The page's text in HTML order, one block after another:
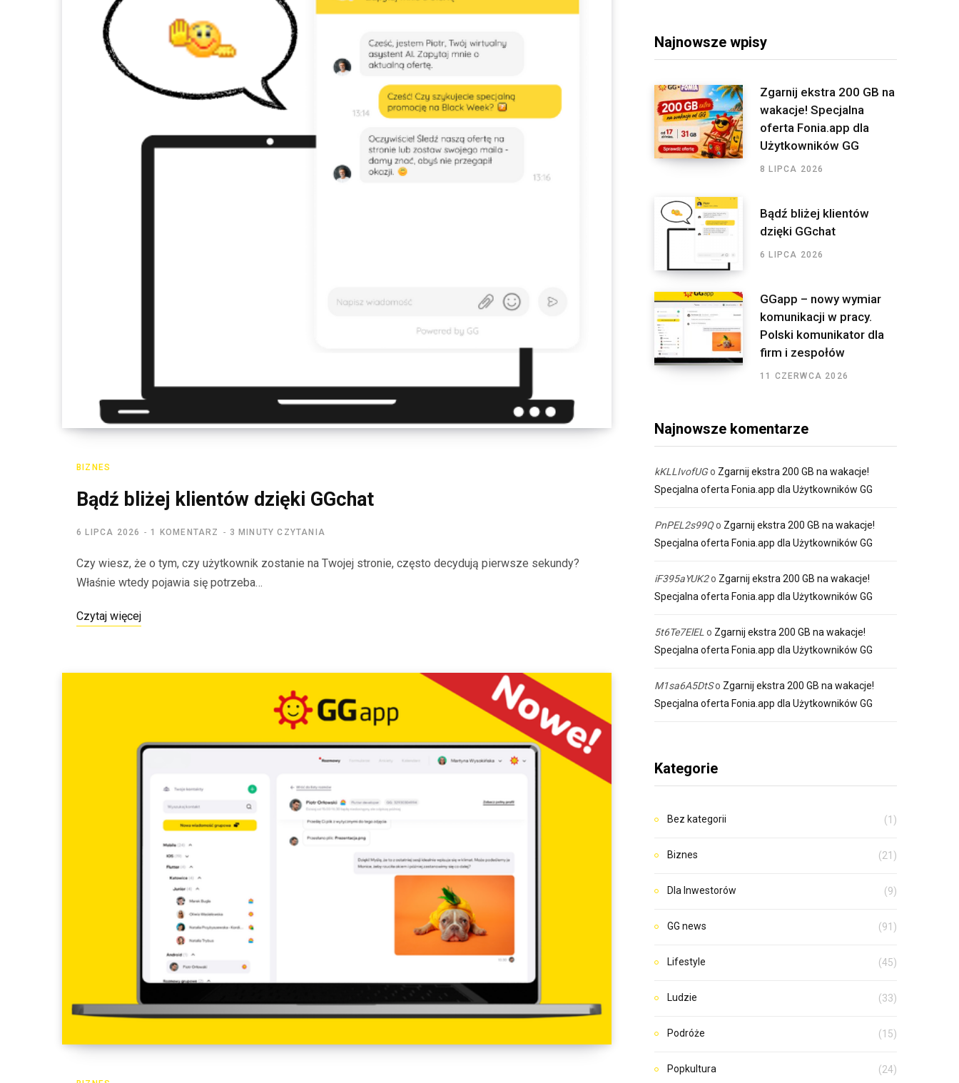
BIZNES
Bądź bliżej klientów dzięki GGchat
6 LIPCA 2026 1 KOMENTARZ 3 MINUTY CZYTANIA
Czy wiesz, że o tym, czy użytkownik zostanie na Twojej stronie, często decydują pierwsze sekundy?
Właśnie wtedy pojawia się potrzeba…
Czytaj więcej
o
o
k
e
r r
m
I
c
f
o
Najnowsze wpisy
Zgarnij ekstra 200 GB na
wakacje! Specjalna
oferta Fonia.app dla
Użytkowników GG
8 LIPCA 2026
Bądź bliżej klientów
dzięki GGchat
6 LIPCA 2026
GGapp – nowy wymiar
komunikacji w pracy.
Polski komunikator dla
firm i zespołów
11 CZERWCA 2026
Najnowsze komentarze
kKLLIvofUGo Zgarnij ekstra 200 GB na wakacje!
Specjalna oferta Fonia.app dla Użytkowników GG
PnPEL2s99Qo Zgarnij ekstra 200 GB na wakacje!
Specjalna oferta Fonia.app dla Użytkowników GG
iF395aYUK2o Zgarnij ekstra 200 GB na wakacje!
Specjalna oferta Fonia.app dla Użytkowników GG
5t6Te7ElEL o Zgarnij ekstra 200 GB na wakacje!
Specjalna oferta Fonia.app dla Użytkowników GG
M1sa6A5DtSo Zgarnij ekstra 200 GB na wakacje!
Specjalna oferta Fonia.app dla Użytkowników GG
Kategorie
Bez kategorii (1)
Biznes (21)
Dla Inwestorów (9)
GG news (91)
Lifestyle (45)
Ludzie (33)
Podróże (15)
Popkultura (24)